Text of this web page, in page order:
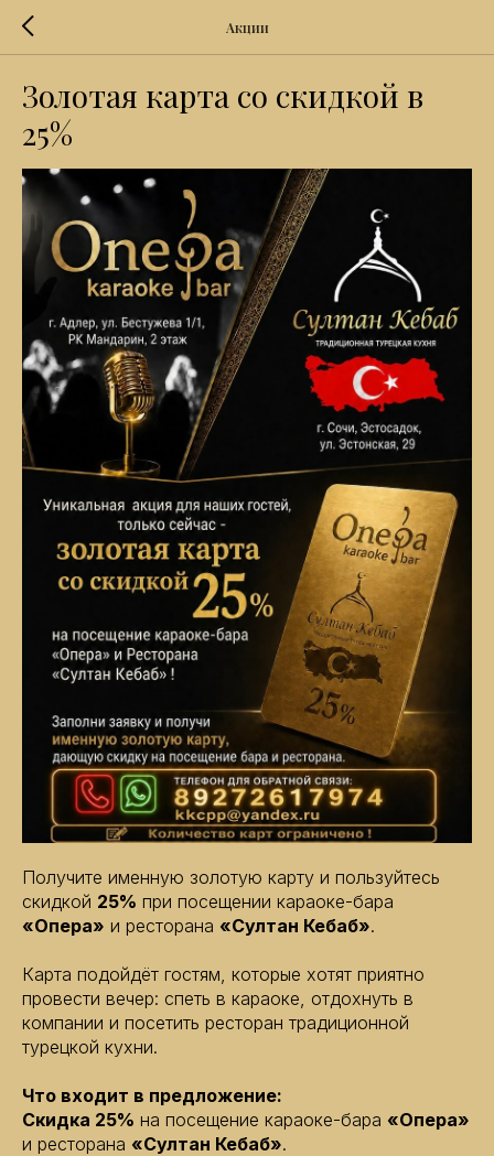
Акции
Золотая карта со скидкой в
25%
Получите именную золотую карту и пользуйтесь
скидкой 25% при посещении караоке-бара
«Опера» и ресторана «Султан Кебаб».
Карта подойдёт гостям, которые хотят приятно
провести вечер: спеть в караоке, отдохнуть в
компании и посетить ресторан традиционной
турецкой кухни.
Что входит в предложение:
Скидка 25% на посещение караоке-бара «Опера»
и ресторана «Султан Кебаб».